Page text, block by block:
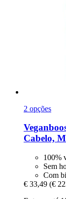
2 opções
Cabelo,
100%
Sem
Com
€ 33,49 (€